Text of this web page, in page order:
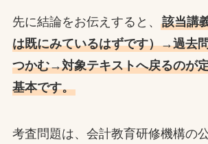
先に結論をお伝えすると、 該当講
は既にみているはずです）→過去
つかむ→対象テキストへ戻るのが
基本です。
考査問題は、会計教育研修機構の